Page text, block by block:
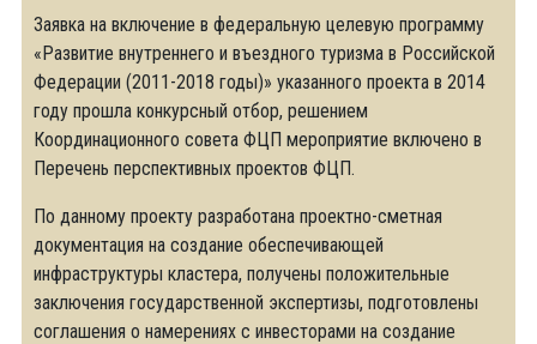
Заявка на включение в федеральную целевую программу
«Развитие внутреннего и въездного туризма в Российской
Федерации (2011-2018 годы)» указанного проекта в 2014
году прошла конкурсный отбор, решением
Координационного совета ФЦП мероприятие включено в
Перечень перспективных проектов ФЦП.
По данному проекту разработана проектно-сметная
документация на создание обеспечивающей
инфраструктуры кластера, получены положительные
заключения государственной экспертизы, подготовлены
соглашения о намерениях с инвесторами на создание